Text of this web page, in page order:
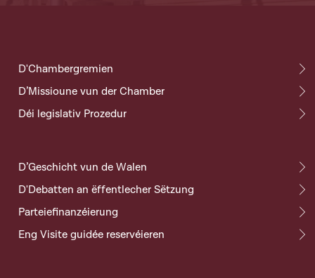
D'Chambergremien
D’Missioune vun der Chamber
Déi legislativ Prozedur
D’Geschicht vun de Walen
D'Debatten an ëffentlecher Sëtzung
Parteiefinanzéierung
Eng Visite guidée reservéieren